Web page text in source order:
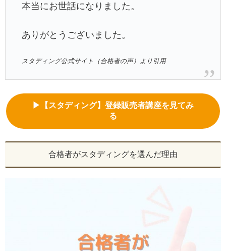
本当にお世話になりました。
ありがとうございました。
スタディング公式サイト（合格者の声）より引用
▶【スタディング】登録販売者講座を見てみ
る
合格者がスタディングを選んだ理由